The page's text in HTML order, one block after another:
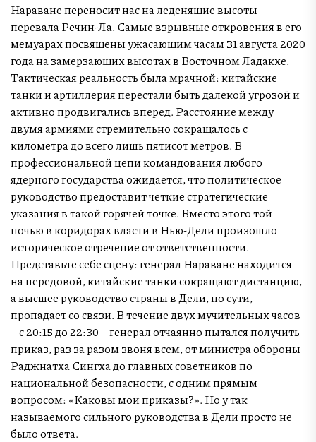
Нараване переносит нас на леденящие высоты
перевала Речин-Ла. Самые взрывные откровения в его
мемуарах посвящены ужасающим часам 31 августа 2020
года на замерзающих высотах в Восточном Ладакхе.
Тактическая реальность была мрачной: китайские
танки и артиллерия перестали быть далекой угрозой и
активно продвигались вперед. Расстояние между
двумя армиями стремительно сокращалось с
километра до всего лишь пятисот метров. В
профессиональной цепи командования любого
ядерного государства ожидается, что политическое
руководство предоставит четкие стратегические
указания в такой горячей точке. Вместо этого той
ночью в коридорах власти в Нью-Дели произошло
историческое отречение от ответственности.
Представьте себе сцену: генерал Нараване находится
на передовой, китайские танки сокращают дистанцию,
а высшее руководство страны в Дели, по сути,
пропадает со связи. В течение двух мучительных часов
– с 20:15 до 22:30 – генерал отчаянно пытался получить
приказ, раз за разом звоня всем, от министра обороны
Раджнатха Сингха до главных советников по
национальной безопасности, с одним прямым
вопросом: «Каковы мои приказы?». Но у так
называемого сильного руководства в Дели просто не
было ответа.